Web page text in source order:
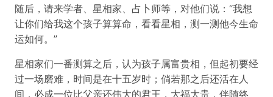
随后，请来学者、星相家、占卜师等，对他们说：“我想
让你们给我这个孩子算算命，看看星相，测一测他今生命
运如何。”
星相家们一番测算之后，认为孩子属富贵相，但起初要经
过一场磨难，时间是在十五岁时；倘若那之后还活在人
间，必成一位比父亲还伟大的君王，大福大贵，伴随终